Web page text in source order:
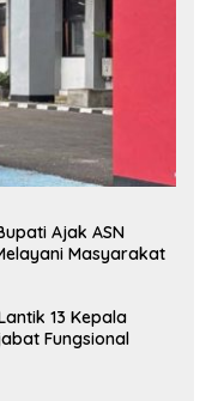
Ajak ASN
Masyarakat
13 Kepala
Fungsional